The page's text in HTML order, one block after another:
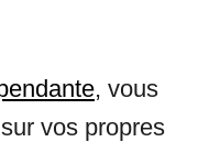
, vous
vos propres